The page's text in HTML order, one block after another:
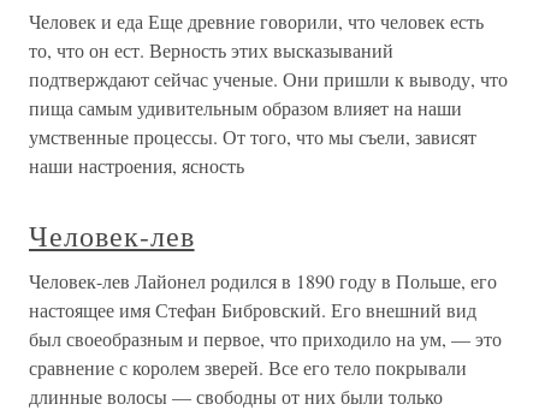
Человек и еда Еще древние говорили, что человек есть
то, что он ест. Верность этих высказываний
подтверждают сейчас ученые. Они пришли к выводу, что
пища самым удивительным образом влияет на наши
умственные процессы. От того, что мы съели, зависят
наши настроения, ясность
Человек-лев
Человек-лев Лайонел родился в 1890 году в Польше, его
настоящее имя Стефан Бибровский. Его внешний вид
был своеобразным и первое, что приходило на ум, — это
сравнение с королем зверей. Все его тело покрывали
длинные волосы — свободны от них были только